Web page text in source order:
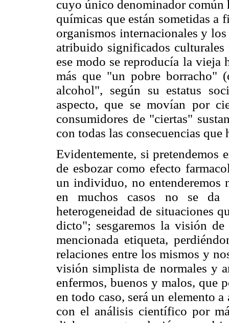
cuyo único denominador común
químicas que están sometidas
organismos internacionales y
atribuido significados
ese modo se reproducía la
más que "un pobre borracho"
alcohol", según su estatus
aspecto, que se movían por
consumidores de "ciertas"
con todas las consecuencias
Evidentemente, si pretendemos
de esbozar como efecto
un individuo, no entenderemos
en muchos casos no se da
heterogeneidad de situaciones
dicto"; sesgaremos la visión
mencionada etiqueta,
relaciones entre los mismos y
visión simplista de normales y
enfermos, buenos y malos, que
en todo caso, será un elemento
con el análisis científico por